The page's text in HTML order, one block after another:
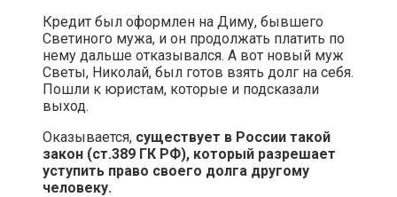
Кредит был оформлен на Диму, бывшего
Светиного мужа, и он продолжать платить по
нему дальше отказывался. А вот новый муж
Светы, Николай, был готов взять долг на себя.
Пошли к юристам, которые и подсказали
выход.
Оказывается, существует в России такой
закон (ст.389 ГК РФ), который разрешает
уступить право своего долга другому
человеку.